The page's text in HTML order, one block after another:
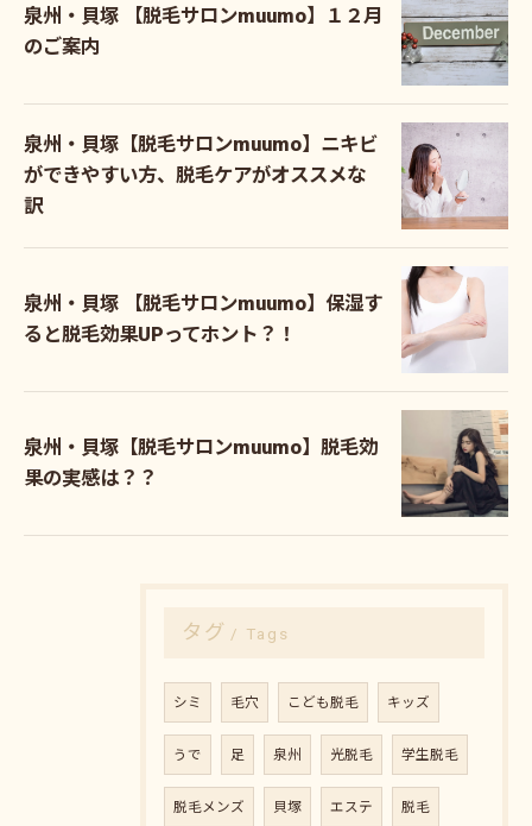
泉州・貝塚 【脱毛サロンmuumo】１２月
のご案内
泉州・貝塚【脱毛サロンmuumo】ニキビ
ができやすい方、脱毛ケアがオススメな
訳
泉州・貝塚 【脱毛サロンmuumo】保湿す
ると脱毛効果UPってホント？！
泉州・貝塚【脱毛サロンmuumo】脱毛効
果の実感は？？
タグ Tags
シミ 毛穴 こども脱毛 キッズ
うで 足 泉州 光脱毛 学生脱毛
脱毛メンズ 貝塚 エステ 脱毛